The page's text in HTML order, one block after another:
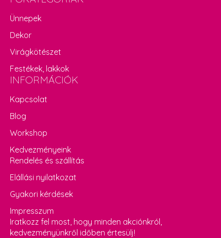
Ünnepek
Dekor
Virágkötészet
Festékek, lakkok
INFORMÁCIÓK
Kapcsolat
Blog
Workshop
Kedvezményeink
Rendelés és szállítás
Elállási nyilatkozat
Gyakori kérdések
Impresszum
Iratkozz fel most, hogy minden akciónkról,
kedvezményünkről időben értesülj!